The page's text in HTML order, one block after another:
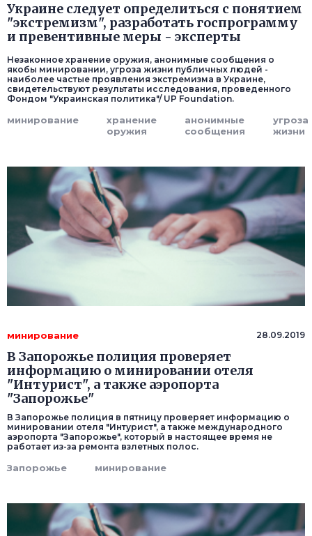
Украине следует определиться с понятием
"экстремизм", разработать госпрограмму
и превентивные меры - эксперты
Незаконное хранение оружия, анонимные сообщения о
якобы минировании, угроза жизни публичных людей -
наиболее частые проявления экстремизма в Украине,
свидетельствуют результаты исследования, проведенного
Фондом "Украинская политика"/ UP Foundation.
минирование
хранение
оружия
анонимные
сообщения
угроза
жизни
минирование 28.09.2019
В Запорожье полиция проверяет
информацию о минировании отеля
"Интурист", а также аэропорта
"Запорожье"
В Запорожье полиция в пятницу проверяет информацию о
минировании отеля "Интурист", а также международного
аэропорта "Запорожье", который в настоящее время не
работает из-за ремонта взлетных полос.
Запорожье минирование